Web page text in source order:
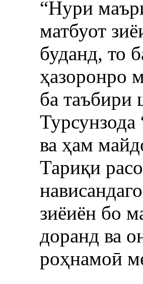
“Нури
матбуот
буданд, то
ҳазоронро
ба
ва ҳам
Тариқи
зиёиён бо
доранд ва
роҳнамоӣ